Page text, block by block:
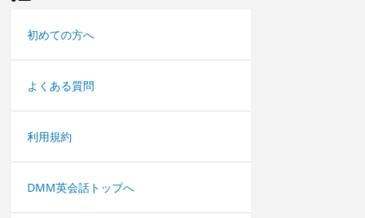
初めての方へ
よくある質問
利用規約
DMM英会話トップへ